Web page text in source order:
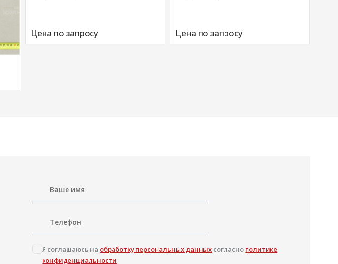
Цена по запросу Цена по запросу
Я соглашаюсь на обработку персональных данных согласно политике
конфиденциальности